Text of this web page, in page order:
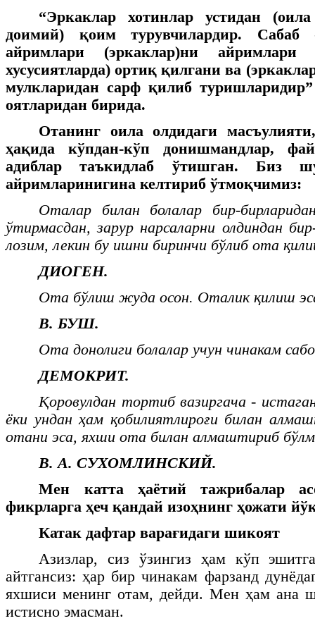
“Эркаклар хотинлар устидан
доимий) қоим турувчилардир.
айримлари (эркаклар)ни айримлари
хусусиятларда) ортиқ қилгани ва
мулкларидан сарф қилиб
оятларидан бирида.
Отанинг оила олдидаги
ҳақида кўпдан-кўп донишмандлар,
адиблар таъкидлаб ўтишган. Биз
айримларинигина келтириб ўтмоқчимиз:
Оталар билан болалар бир-
ўтирмасдан, зарур нарсаларни олдиндан
лозим, лекин бу ишни биринчи бўлиб ота
ДИОГЕН.
Ота бўлиш жуда осон. Оталик қилиш
В. БУШ.
Ота донолиги болалар учун чинакам
ДЕМОКРИТ.
Қоровулдан тортиб вазиргача -
ёки ундан ҳам қобилиятлироғи билан
отани эса, яхши ота билан алмаштириб
В. А. СУХОМЛИНСКИЙ.
Мен катта ҳаётий тажрибалар
фикрларга ҳеч қандай изоҳнинг ҳожати
Катак дафтар варағидаги шикоят
Азизлар, сиз ўзингиз ҳам кўп
айтгансиз: ҳар бир чинакам фарзанд
яхшиси менинг отам, дейди. Мен ҳам ана
истисно эмасман.